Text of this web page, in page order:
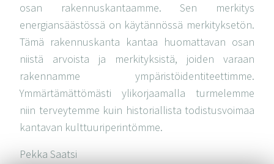
osan rakennuskantaamme. Sen merkitys
energiansäästössä on käytännössä merkityksetön.
Tämä rakennuskanta kantaa huomattavan osan
niistä arvoista ja merkityksistä, joiden varaan
rakennamme ympäristöidentiteettimme.
Ymmärtämättömästi ylikorjaamalla turmelemme
niin terveytemme kuin historiallista todistusvoimaa
kantavan kulttuuriperintömme.
Pekka Saatsi